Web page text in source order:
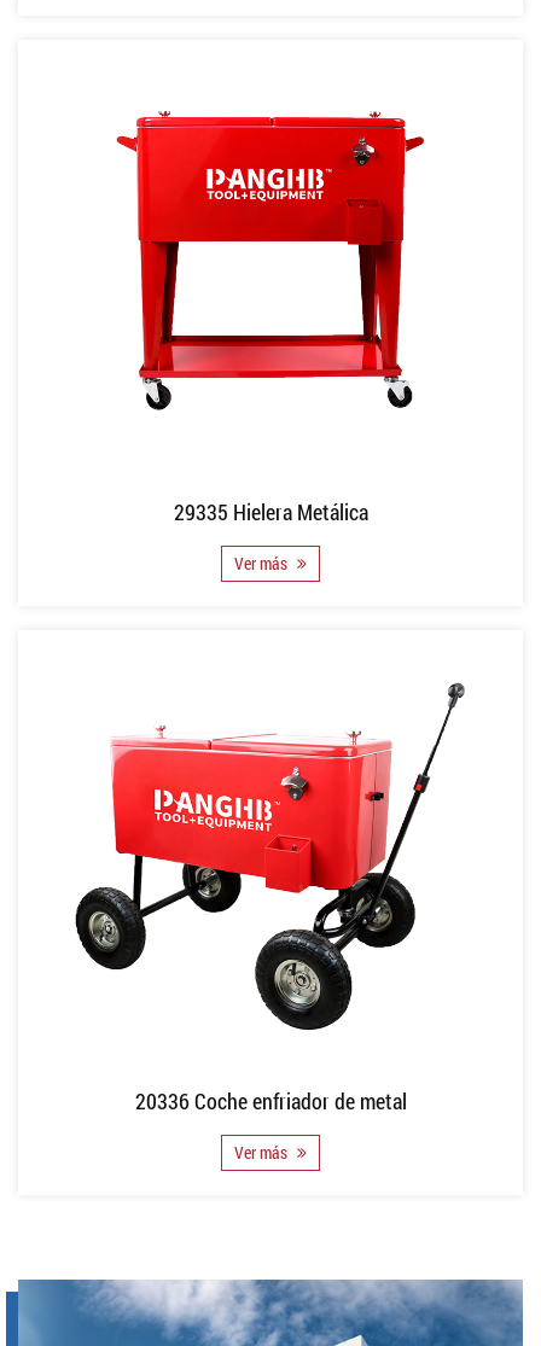
29335 Hielera Metálica
Ver más
20336 Coche enfriador de metal
Ver más